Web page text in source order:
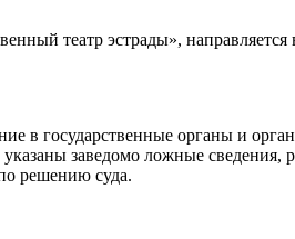
театр эстрады»,
в государственные органы и
заведомо ложные сведения,
решению суда.